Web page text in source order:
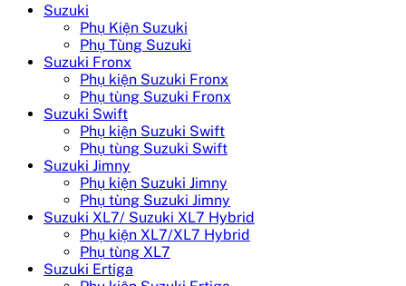
Suzuki
Phụ Kiện Suzuki
Phụ Tùng Suzuki
Suzuki Fronx
Phụ kiện Suzuki Fronx
Phụ tùng Suzuki Fronx
Suzuki Swift
Phụ kiện Suzuki Swift
Phụ tùng Suzuki Swift
Suzuki Jimny
Phụ kiện Suzuki Jimny
Phụ tùng Suzuki Jimny
Suzuki XL7/ Suzuki XL7 Hybrid
Phụ kiện XL7/XL7 Hybrid
Phụ tùng XL7
Suzuki Ertiga